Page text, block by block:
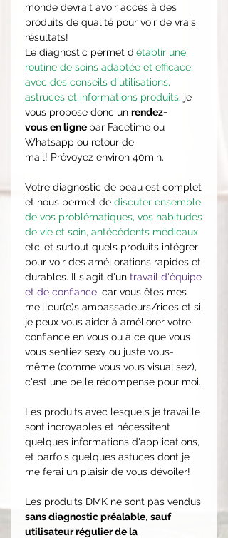
monde devrait avoir accès à des
produits de qualité pour voir de vrais
résultats!
Le diagnostic permet d'établir une
routine de soins adaptée et efficace,
avec des conseils d'utilisations,
astruces et informations produits: je
vous propose donc un rendez-
vous en ligne par Facetime ou
Whatsapp ou retour de
mail! Prévoyez environ 40min.
Votre diagnostic de peau est complet
et nous permet de discuter ensemble
de vos problématiques, vos habitudes
de vie et soin, antécédents médicaux
etc..et surtout quels produits intégrer
pour voir des améliorations rapides et
durables. Il s'agit d'un travail d'équipe
et de confiance, car vous êtes mes
meilleur(e)s ambassadeurs/rices et si
je peux vous aider à améliorer votre
confiance en vous ou à ce que vous
vous sentiez sexy ou juste vous-
même (comme vous vous visualisez),
c'est une belle récompense pour moi.
Les produits avec lesquels je travaille
sont incroyables et nécessitent
quelques informations d'applications,
et parfois quelques astuces dont je
me ferai un plaisir de vous dévoiler!
Les produits DMK ne sont pas vendus
sans diagnostic préalable, sauf
utilisateur régulier de la